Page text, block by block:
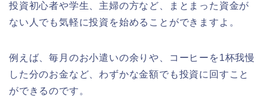
投資初心者や学生、主婦の方など、まとまった資金が
ない人でも気軽に投資を始めることができますよ。
例えば、毎月のお小遣いの余りや、コーヒーを1杯我慢
した分のお金など、わずかな金額でも投資に回すこと
ができるのです。